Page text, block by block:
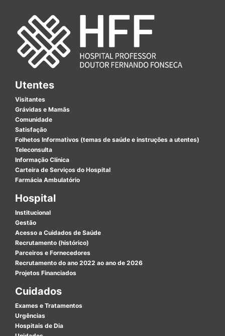
Utentes
Visitantes
Grávidas e Mamãs
Comunidade
Satisfação
Folhetos Informativos (temas de saúde e instruções a utentes)
Teleconsulta
Informação Clínica
Carteira de Serviços do Hospital
Farmácia Ambulatório
Hospital
Institucional
Gestão
Acesso a Cuidados de Saúde
Recrutamento (histórico)
Parceiros e Fornecedores
Recrutamento do ano 2022 ao ano de 2026
Projetos Financiados
Cuidados
Exames e Tratamentos
Urgências
Hospitais de Dia